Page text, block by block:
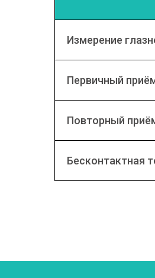
Измерение
Первичный
Повторный
Бесконтактная